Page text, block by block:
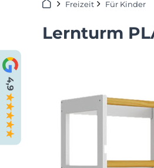
StartseiteFreizeit Für Kinder
Lernturm